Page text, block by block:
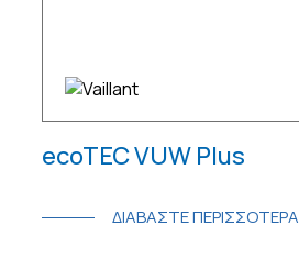
ecoTEC VUW Plus
ΔΙΑΒΑΣΤΕ ΠΕΡΙΣΣΟΤΕΡΑ